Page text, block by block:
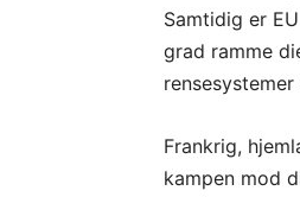
Samtidig er
grad ramme
Frankrig,
kampen mod